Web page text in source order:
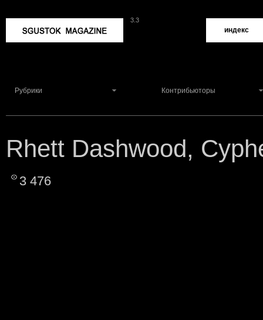
3.3
индекс
Рубрики Контрибьюторы
Rhett Dashwood,
3 476